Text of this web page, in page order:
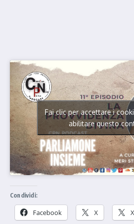
Fai clic per accettare i
abilitare questo
Condividi:
Facebook X X